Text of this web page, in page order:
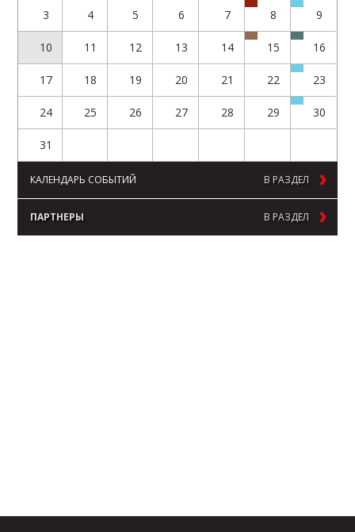
3 4 5 6 7 8 9
10 11 12 13 14 15 16
17 18 19 20 21 22 23
24 25 26 27 28 29 30
31
КАЛЕНДАРЬ СОБЫТИЙ В РАЗДЕЛ
ПАРТНЕРЫ В РАЗДЕЛ